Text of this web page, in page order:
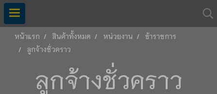
หน้าแรก สินค้าทั้งหมด หน่วยงาน
ข้าราชการ
ลูกจ้างชั่วคราว
ลูกจ้างชั่วคราว